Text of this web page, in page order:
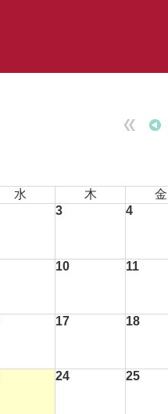
水 木 金
3 4
10 11
17 18
24 25